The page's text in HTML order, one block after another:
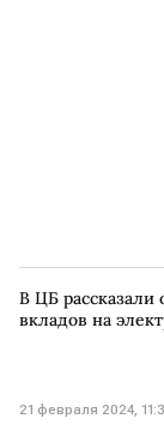
В ЦБ рассказали
вкладов на
21 февраля 2024,